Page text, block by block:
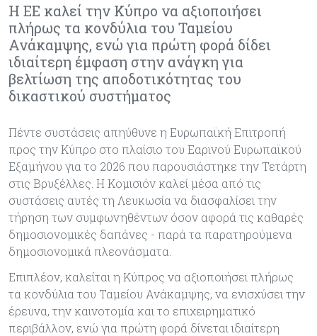
Η ΕΕ καλεί την Κύπρο να αξιοποιήσει
πλήρως τα κονδύλια του Ταμείου
Ανάκαμψης, ενώ για πρώτη φορά δίδει
ιδιαίτερη έμφαση στην ανάγκη για
βελτίωση της αποδοτικότητας του
δικαστικού συστήματος
Πέντε συστάσεις απηύθυνε η Ευρωπαϊκή Επιτροπή
προς την Κύπρο στο πλαίσιο του Εαρινού Ευρωπαϊκού
Εξαμήνου για το 2026 που παρουσιάστηκε την Τετάρτη
στις Βρυξέλλες. Η Κομισιόν καλεί μέσα από τις
συστάσεις αυτές τη Λευκωσία να διασφαλίσει την
τήρηση των συμφωνηθέντων όσον αφορά τις καθαρές
δημοσιονομικές δαπάνες - παρά τα παρατηρούμενα
δημοσιονομικά πλεονάσματα.
Επιπλέον, καλείται η Κύπρος να αξιοποιήσει πλήρως
τα κονδύλια του Ταμείου Ανάκαμψης, να ενισχύσει την
έρευνα, την καινοτομία και το επιχειρηματικό
περιβάλλον, ενώ για πρώτη φορά δίνεται ιδιαίτερη